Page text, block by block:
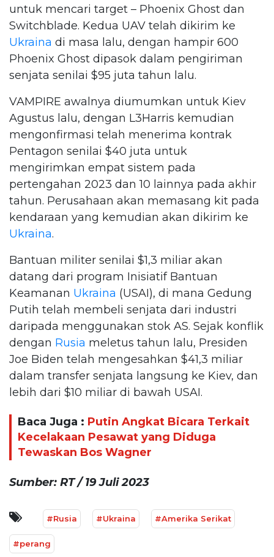
untuk mencari target – Phoenix Ghost dan
Switchblade. Kedua UAV telah dikirim ke
Ukraina di masa lalu, dengan hampir 600
Phoenix Ghost dipasok dalam pengiriman
senjata senilai $95 juta tahun lalu.
VAMPIRE awalnya diumumkan untuk Kiev
Agustus lalu, dengan L3Harris kemudian
mengonfirmasi telah menerima kontrak
Pentagon senilai $40 juta untuk
mengirimkan empat sistem pada
pertengahan 2023 dan 10 lainnya pada akhir
tahun. Perusahaan akan memasang kit pada
kendaraan yang kemudian akan dikirim ke
Ukraina.
Bantuan militer senilai $1,3 miliar akan
datang dari program Inisiatif Bantuan
Keamanan Ukraina (USAI), di mana Gedung
Putih telah membeli senjata dari industri
daripada menggunakan stok AS. Sejak konflik
dengan Rusia meletus tahun lalu, Presiden
Joe Biden telah mengesahkan $41,3 miliar
dalam transfer senjata langsung ke Kiev, dan
lebih dari $10 miliar di bawah USAI.
Baca Juga : Putin Angkat Bicara Terkait
Kecelakaan Pesawat yang Diduga
Tewaskan Bos Wagner
Sumber: RT / 19 Juli 2023
#Rusia #Ukraina #Amerika Serikat
#perang